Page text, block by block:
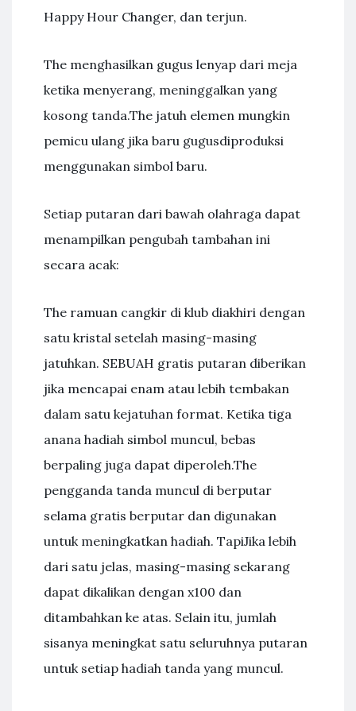
Happy Hour Changer, dan terjun.
The menghasilkan gugus lenyap dari meja
ketika menyerang, meninggalkan yang
kosong tanda.The jatuh elemen mungkin
pemicu ulang jika baru gugusdiproduksi
menggunakan simbol baru.
Setiap putaran dari bawah olahraga dapat
menampilkan pengubah tambahan ini
secara acak:
The ramuan cangkir di klub diakhiri dengan
satu kristal setelah masing-masing
jatuhkan. SEBUAH gratis putaran diberikan
jika mencapai enam atau lebih tembakan
dalam satu kejatuhan format. Ketika tiga
anana hadiah simbol muncul, bebas
berpaling juga dapat diperoleh.The
pengganda tanda muncul di berputar
selama gratis berputar dan digunakan
untuk meningkatkan hadiah. TapiJika lebih
dari satu jelas, masing-masing sekarang
dapat dikalikan dengan x100 dan
ditambahkan ke atas. Selain itu, jumlah
sisanya meningkat satu seluruhnya putaran
untuk setiap hadiah tanda yang muncul.